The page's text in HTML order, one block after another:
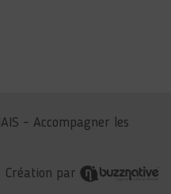
Sous-
– Rue
– Accompagner les
Création par